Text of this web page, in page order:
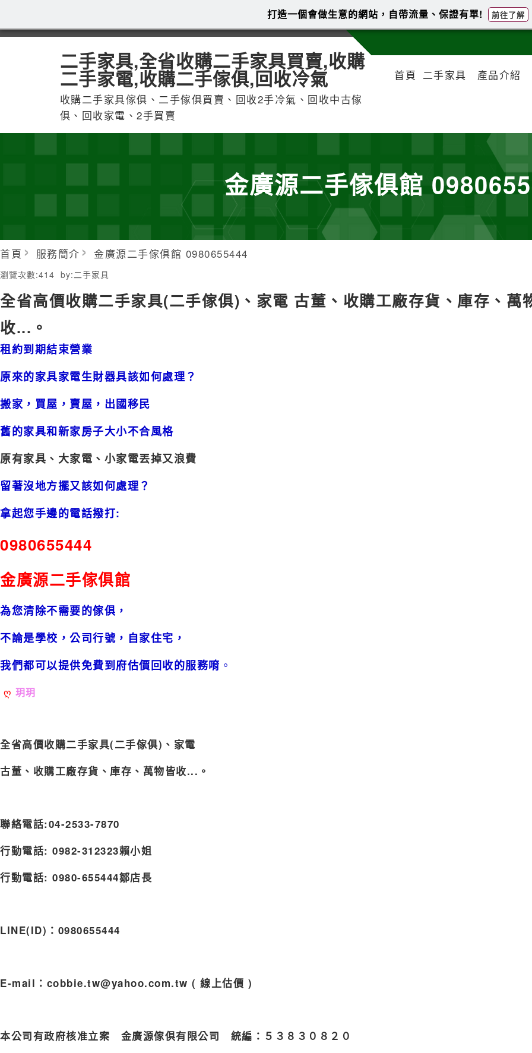
二手家具,全省收購二手家具買賣,收購
二手家電,收購二手傢俱,回收冷氣
收購二手家具傢俱、二手傢俱買賣、回收2手冷氣、回收中古傢
俱、回收家電、2手買賣
首頁 二手家具 產品介紹
金廣源二手傢俱館
首頁 服務簡介 金廣源二手傢俱館 0980655444
瀏覽次數:414 by:二手家具
全省高價收購二手家具(二手傢俱)、家電 古董、收購工廠存貨、庫存、萬
收...。
租約到期結束營業
原來的家具家電生財器具該如何處理？
搬家， 買屋，賣屋，出國移民
舊的家具和新家房子大小不合風格
原有家具、大家電、小家電丟掉又浪費
留著沒地方擺又該如何處理？
拿起您手邊的電話撥打:
0980655444
金廣源二手傢俱館
為您清除不需要的傢俱，
不論是學校，公司行號，自家住宅，
我們都可以提供免費到府估價回收的服務唷 。
ღ 玥玥
全省高價收購二手家具(二手傢俱)、家電
古董、收購工廠存貨、庫存、萬物皆收...。
聯絡電話:04-2533-7870
行動電話: 0982-312323賴小姐
行動電話: 0980-655444鄒店長
LINE(ID) ：0980655444
E-mail ： cobbie.tw@yahoo.com.tw ( 線上估價 )
本公司有政府核准立案 金廣源傢俱有限公司 統編：５３８３０８２０
打造一個會做生意的網站，自帶流量、保證有單! 前往了解